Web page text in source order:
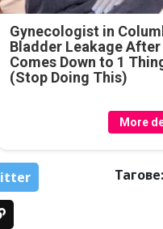
Gynecologist in
Bladder Leakage After
Comes Down to 1
(Stop Doing This)
More
Тагове: